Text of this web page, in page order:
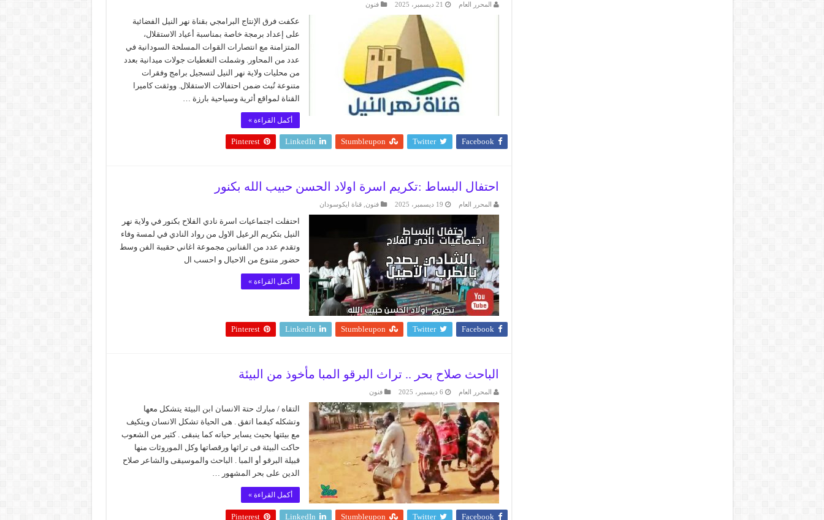
المحرر العام 21 ديسمبر، 2025 فنون
عكفت فرق الإنتاج البرامجي بقناة نهر النيل الفضائية
على إعداد برمجة خاصة بمناسبة أعياد الاستقلال،
المتزامنة مع انتصارات القوات المسلحة السودانية في
عدد من المحاور. وشملت التغطيات جولات ميدانية بعدد
من محليات ولاية نهر النيل لتسجيل برامج وفقرات
متنوعة تُبث ضمن احتفالات الاستقلال. ووثقت كاميرا
القناة لمواقع أثرية وسياحية بارزة …
أكمل القراءة »
Facebook
Twitter
Stumbleupon
LinkedIn
Pinterest
احتفال البساط :تكريم اسرة اولاد الحسن حبيب الله بكنور
المحرر العام 19 ديسمبر، 2025 فنون ,قناة ايكوسودان
احتفلت اجتماعيات اسرة نادي الفلاح بكنور في ولاية نهر
النيل بتكريم الرعيل الاول من رواد النادي في لمسة وفاء
وتقدم عدد من الفنانين مجموعة اغاني حقيبة الفن وسط
حضور متنوع من الاحبال و احسب ال
أكمل القراءة »
Facebook
Twitter
Stumbleupon
LinkedIn
Pinterest
الباحث صلاح بحر .. تراث البرقو المبا مأخوذ من البيئة
المحرر العام 6 ديسمبر، 2025 فنون
التقاه / مبارك حتة الانسان ابن البيئة يتشكل معها
وتشكله كيفما اتفق . هى الحياة تشكل الانسان ويتكيف
مع بيئتها بحيث يساير حياته كما ينبقى . كثير من الشعوب
حاكت البيئة فى تراثها ورقصاتها وكل الموروثات منها
قبيلة البرقو أو المبا . الباحث والموسيقى والشاعر صلاح
الدين على بحر المشهور …
أكمل القراءة »
Facebook
Twitter
Stumbleupon
LinkedIn
Pinterest